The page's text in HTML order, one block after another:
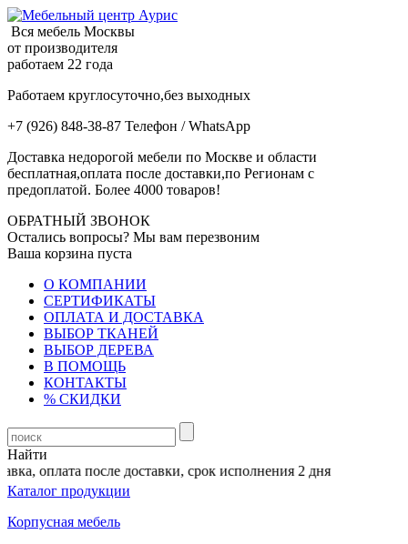
Вся мебель Москвы
от производителя
работаем 22 года
Работаем круглосуточно,без выходных
+7 (926) 848-38-87 Телефон / WhatsApp
Доставка недорогой мебели по Москве и области
бесплатная,оплата после доставки,по Регионам с
предоплатой. Более 4000 товаров!
ОБРАТНЫЙ ЗВОНОК
Остались вопросы? Мы вам перезвоним
Ваша корзина пуста
О КОМПАНИИ
СЕРТИФИКАТЫ
ОПЛАТА И ДОСТАВКА
ВЫБОР ТКАНЕЙ
ВЫБОР ДЕРЕВА
В ПОМОЩЬ
КОНТАКТЫ
% СКИДКИ
Найти
оплата после доставки, срок исполнения 2 дня
Каталог продукции
Корпусная мебель